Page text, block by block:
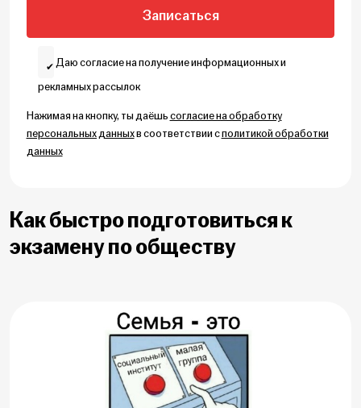
Даю согласие на получение информационных и
рекламных рассылок
Нажимая на кнопку, ты даёшьсогласие на обработку
персональных данныхв соответствии сполитикой обработки
данных
Как быстро подготовиться к
экзамену по обществу